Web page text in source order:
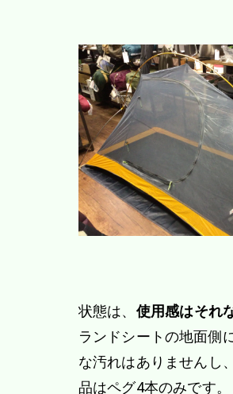
状態は、 使用感はそれ
ランドシートの地面側
な汚れはありませんし
品はペグ4本のみです。